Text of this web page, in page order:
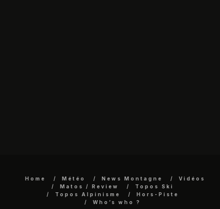
Home Météo News Montagne
Vidéos
Matos / Review
Topos Ski
Topos Alpinisme
Hors-Piste
Who’s who ?